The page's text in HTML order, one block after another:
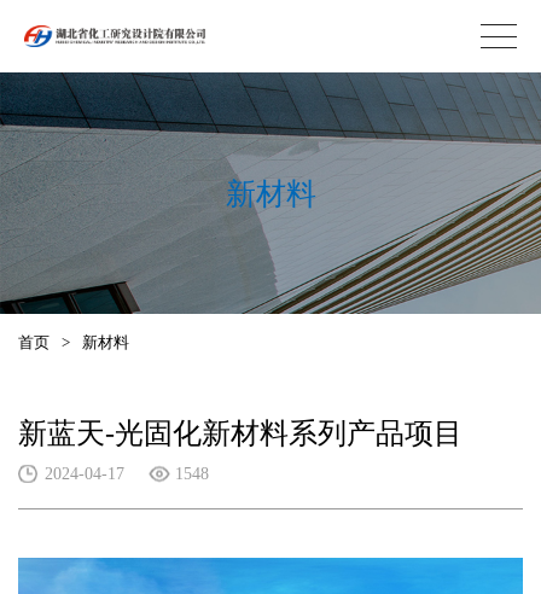
新材料
首页 > 新材料
新蓝天-光固化新材料系列产品项目
2024-04-17 1548